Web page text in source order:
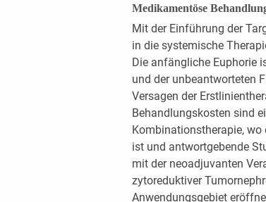
Medikamentöse
Mit der Einführung der
in die systemische
Die anfängliche Euphorie
und der unbeantworteten
Versagen der
Behandlungskosten sind
Kombinationstherapie,
ist und antwortgebende
mit der neoadjuvanten
zytoreduktiver
Anwendungsgebiet